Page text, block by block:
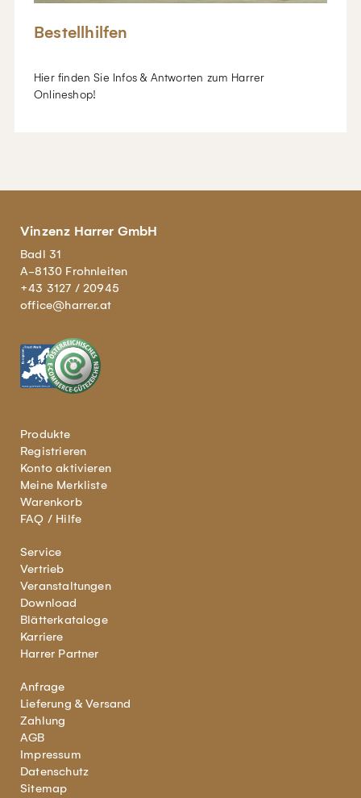
Bestellhilfen
Hier finden Sie Infos & Antworten zum Harrer
Onlineshop!
Vinzenz Harrer GmbH
Badl 31
A-8130 Frohnleiten
+43 3127 / 20945
office@harrer.at
Produkte
Registrieren
Konto aktivieren
Meine Merkliste
Warenkorb
FAQ / Hilfe
Service
Vertrieb
Veranstaltungen
Download
Blätterkataloge
Karriere
Harrer Partner
Anfrage
Lieferung & Versand
Zahlung
AGB
Impressum
Datenschutz
Sitemap